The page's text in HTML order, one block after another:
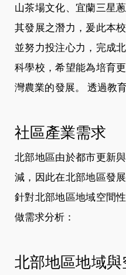
山茶場文化、宜蘭三星
其發展之潛力，爰此本
並努力投注心力，完成
科學校，希望能為培育
灣農業的發展。
社區產業需求
北部地區由於都市更新
減，因此在北部地區發
針對北部地區地域空間
做需求分析：
北部地區地域與
透過教